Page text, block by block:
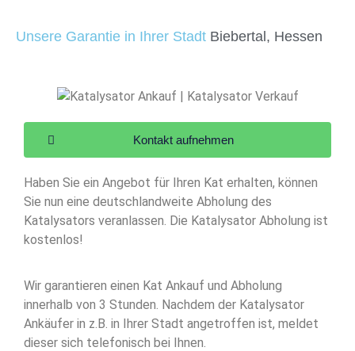
Unsere Garantie in Ihrer Stadt Biebertal, Hessen
Kontakt aufnehmen
Haben Sie ein Angebot für Ihren Kat erhalten, können
Sie nun eine deutschlandweite Abholung des
Katalysators veranlassen. Die Katalysator Abholung ist
kostenlos!
Wir garantieren einen Kat Ankauf und Abholung
innerhalb von 3 Stunden. Nachdem der Katalysator
Ankäufer in z.B. in Ihrer Stadt angetroffen ist, meldet
dieser sich telefonisch bei Ihnen.